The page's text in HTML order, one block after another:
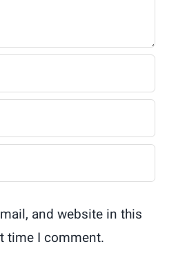
and website in this
time I comment.